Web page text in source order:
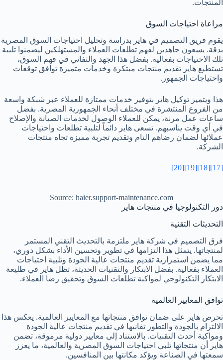
المنتجات.
مراعاة احتياجات السوق
يقوم فريق التصميم في هاير بدراسة وتحليل احتياجات السوق المصرية
بدقة. يسعون جاهدين لفهم تطلعات العملاء والمستهلكين ليضمنوا تلبية
تلك الاحتياجات بفعالية. بفضل هذا الجهد والتفاني في فهم السوق،
تستطيع هاير تقديم منتجات مبتكرة وخدمات متميزة توافق توقعات
واحتياجات الجمهور.
هذا ويتميز توكيل هاير بتوفير خدمات ممتازة للعملاء عبر شبكة واسعة
من الفروع المنتشرة في مختلف أنحاء الجمهورية المصرية. بفضل
ساعات عمل مرنة، يمكن للعملاء الوصول لخدمات الصيانة والإصلاح
في أي وقت يناسبهم. تسعى هاير دائماً لتلبية تطلعات واحتياجات
عملائها لضمان رضاهم التام وتقديم تجربة مميزة تجاه منتجات
الشركة.
[17]
[18]
[19]
[20]
Source: haier.support-maintenance.com
دور التكنولوجيا في منتجات هاير
التحديثات التقنية
فرق التصميم في شركة هاير ملتزمة بالتحديث التقني المستمر
لمنتجاتها. يتمثل هذا التزامها في تطوير وتحسين الأداء بشكل دوري،
مما يضمن استمرارية تقديم منتجات عالية الجودة وتلبية احتياجات
العملاء بفعالية. بفضل الابتكار والتقنيات الحديثة، تظل هاير في طليعة
الابتكار التكنولوجي لمواكبة تطلعات السوق وتحقيق رضا العملاء.
توافق المعايير العالمية
تحرص هاير على ضمان توافق منتجاتها مع المعايير العالمية. يعكس هذا
الالتزام بالجودة والتطور تفانيها في تقديم منتجات عالية الجودة
ومواكبة أحدث التقنيات. بالاستناد إلى معايير دولية مرموقة، تضمن
هاير أن منتجاتها تلبي احتياجات السوق المصرية والعالمية، ما يعزز
سمعتها في الصناعة ويؤكد مكانتها بين المنافسين.